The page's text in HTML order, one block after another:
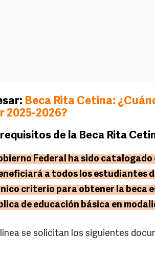
Beca Rita Cetina:
2025-2026?
de la Beca Rita
Federal ha sido catalogado
a todos los estudiantes
criterio para obtener la beca
de educación básica en
se solicitan los siguientes